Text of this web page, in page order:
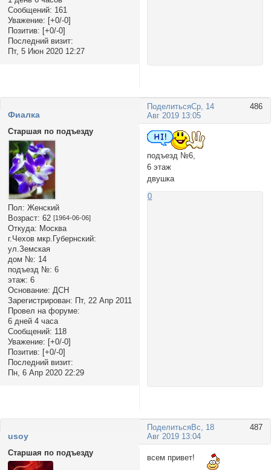
Сообщений: 161
Уважение: [+0/-0]
Позитив: [+0/-0]
Последний визит:
Пт, 5 Июн 2020 12:27
Поделиться 486
Ср, 14
Авг 2019 13:05
Фиалка
Старшая по подъезду
Пол: Женский
Возраст: 62 [1964-06-06]
Откуда: Москва
г.Чехов мкр.Губернский:
ул.Земская
дом №: 14
подъезд №: 6
этаж: 6
Основание: ДСН
Зарегистрирован: Пт, 22 Апр 2011
Провел на форуме:
6 дней 4 часа
Сообщений: 118
Уважение: [+0/-0]
Позитив: [+0/-0]
Последний визит:
Пн, 6 Апр 2020 22:29
подъезд №6,
6 этаж
двушка
0
Поделиться 487
Вс, 18
Авг 2019 13:04
usoy
Старшая по подъезду
всем привет!